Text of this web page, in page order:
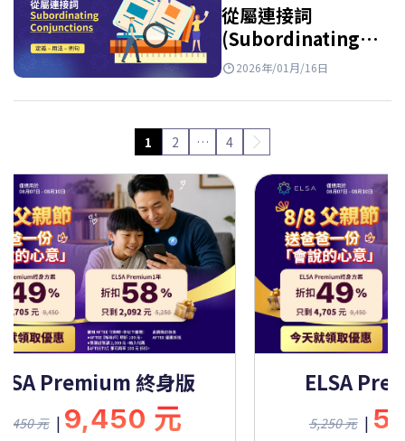
從屬連接詞
(Subordinating
Conjunctions): 最
理與詳細用法說明
2026年/01月/16日
1 2 … 4
Premium 一年
元 | 5,250 元
ELSA
9,450 元 |